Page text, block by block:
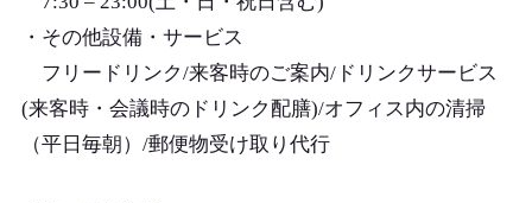
・その他設備・サービス
フリードリンク/来客時のご案内/ドリンクサービス
(来客時・会議時のドリンク配膳)/オフィス内の清掃
（平日毎朝）/郵便物受け取り代行